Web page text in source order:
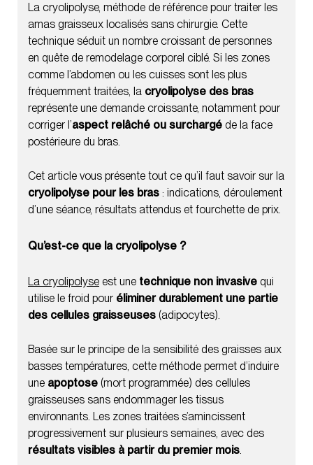
La cryolipolyse, méthode de référence pour traiter les
amas graisseux localisés sans chirurgie. Cette
technique séduit un nombre croissant de personnes
en quête de remodelage corporel ciblé. Si les zones
comme l’abdomen ou les cuisses sont les plus
fréquemment traitées, la cryolipolyse des bras
représente une demande croissante, notamment pour
corriger l’aspect relâché ou surchargé de la face
postérieure du bras.
Cet article vous présente tout ce qu’il faut savoir sur la
cryolipolyse pour les bras : indications, déroulement
d’une séance, résultats attendus et fourchette de prix.
Qu’est-ce que la cryolipolyse ?
La cryolipolyse est une technique non invasive qui
utilise le froid pour éliminer durablement une partie
des cellules graisseuses (adipocytes).
Basée sur le principe de la sensibilité des graisses aux
basses températures, cette méthode permet d’induire
une apoptose (mort programmée) des cellules
graisseuses sans endommager les tissus
environnants. Les zones traitées s’amincissent
progressivement sur plusieurs semaines, avec des
résultats visibles à partir du premier mois
4. Massage post-séance
Résultats attendus après une cryolipolyse des bras
Effets secondaires de la cryolipolyse sur les bras :
que faut-il savoir ?
Combien de séances de cryolipolyse sont
nécessaires pour les bras ?
Prix de la cryolipolyse des bras
FAQ – Cryolipolyse des bras
La cryolipolyse des bras est-elle vraiment efficace ?
Peut-on traiter les bras flasques avec la cryolipolyse
Peut-on reprendre une activité normale après la
séance ?
Les résultats sont-ils définitifs ?